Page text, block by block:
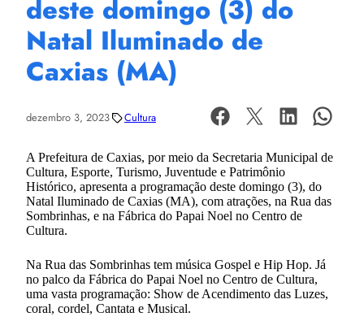
deste domingo (3) do
Natal Iluminado de
Caxias (MA)
dezembro 3, 2023 Cultura
A Prefeitura de Caxias, por meio da Secretaria Municipal de
Cultura, Esporte, Turismo, Juventude e Patrimônio
Histórico, apresenta a programação deste domingo (3), do
Natal Iluminado de Caxias (MA), com atrações, na Rua das
Sombrinhas, e na Fábrica do Papai Noel no Centro de
Cultura.
Na Rua das Sombrinhas tem música Gospel e Hip Hop. Já
no palco da Fábrica do Papai Noel no Centro de Cultura,
uma vasta programação: Show de Acendimento das Luzes,
coral, cordel, Cantata e Musical.